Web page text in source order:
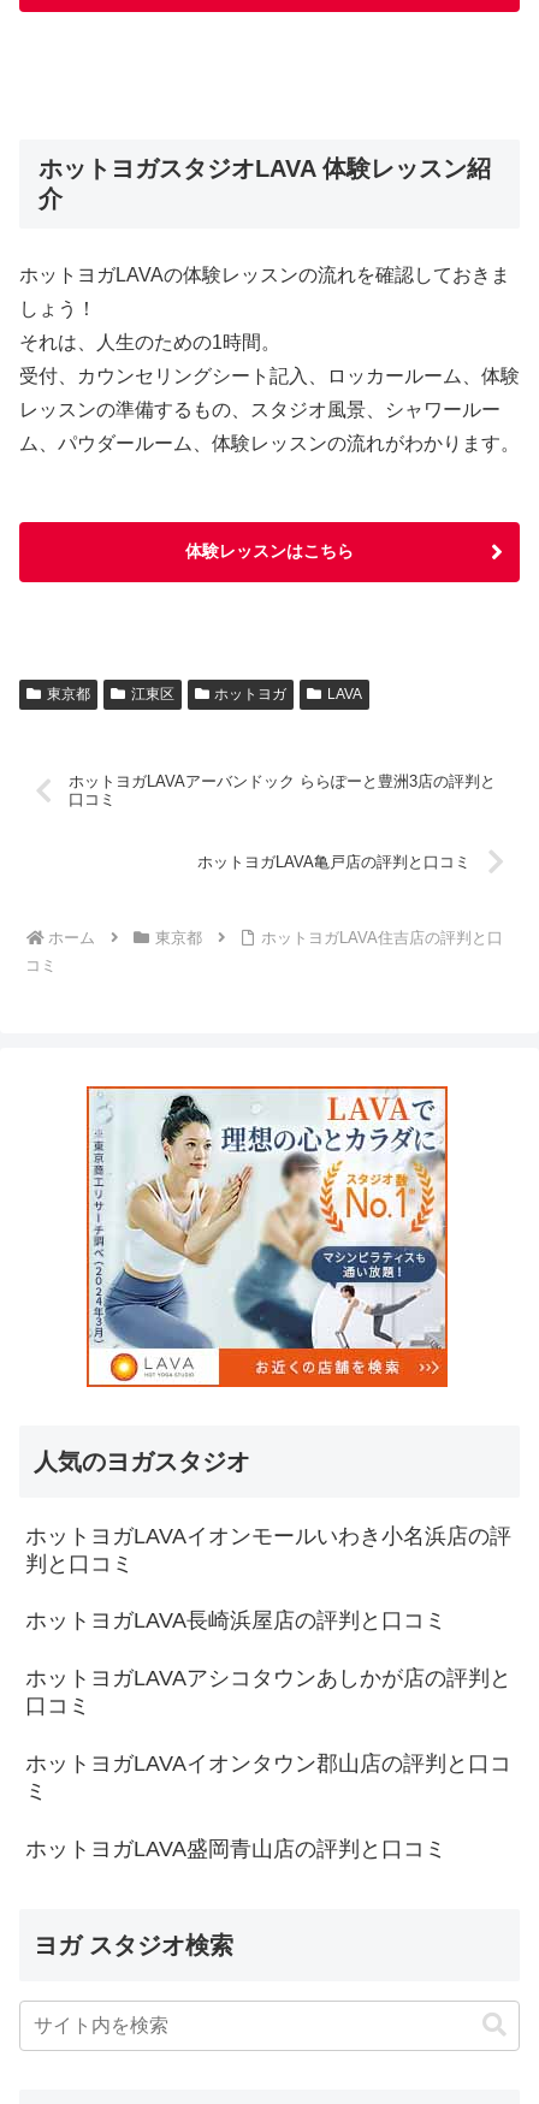
ホットヨガスタジオLAVA 体験レッスン紹
介
ホットヨガLAVAの体験レッスンの流れを確認しておきま
しょう！
それは、人生のための1時間。
受付、カウンセリングシート記入、ロッカールーム、体験
レッスンの準備するもの、スタジオ風景、シャワールー
ム、パウダールーム、体験レッスンの流れがわかります。
体験レッスンはこちら
東京都 江東区 ホットヨガ LAVA
ホットヨガLAVAアーバンドック ららぽーと豊洲3店の評判と
口コミ
ホットヨガLAVA亀戸店の評判と口コミ
ホーム 東京都
ホットヨガLAVA住吉店の評判と口
コミ
人気のヨガスタジオ
ホットヨガLAVAイオンモールいわき小名浜店の評
判と口コミ
ホットヨガLAVA長崎浜屋店の評判と口コミ
ホットヨガLAVAアシコタウンあしかが店の評判と
口コミ
ホットヨガLAVAイオンタウン郡山店の評判と口コ
ミ
ホットヨガLAVA盛岡青山店の評判と口コミ
ヨガ スタジオ検索